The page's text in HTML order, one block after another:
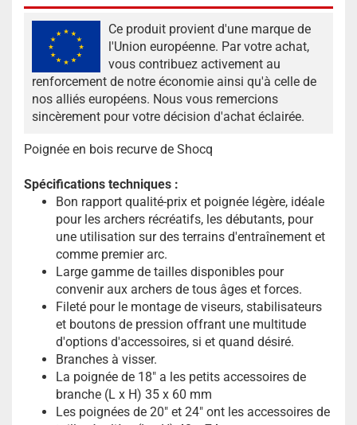
Ce produit provient d'une marque de
l'Union européenne. Par votre achat,
vous contribuez activement au
renforcement de notre économie ainsi qu'à celle de
nos alliés européens. Nous vous remercions
sincèrement pour votre décision d'achat éclairée.
Poignée en bois recurve de Shocq
Spécifications techniques :
Bon rapport qualité-prix et poignée légère, idéale
pour les archers récréatifs, les débutants, pour
une utilisation sur des terrains d'entraînement et
comme premier arc.
Large gamme de tailles disponibles pour
convenir aux archers de tous âges et forces.
Fileté pour le montage de viseurs, stabilisateurs
et boutons de pression offrant une multitude
d'options d'accessoires, si et quand désiré.
Branches à visser.
La poignée de 18" a les petits accessoires de
branche (L x H) 35 x 60 mm
Les poignées de 20" et 24" ont les accessoires de